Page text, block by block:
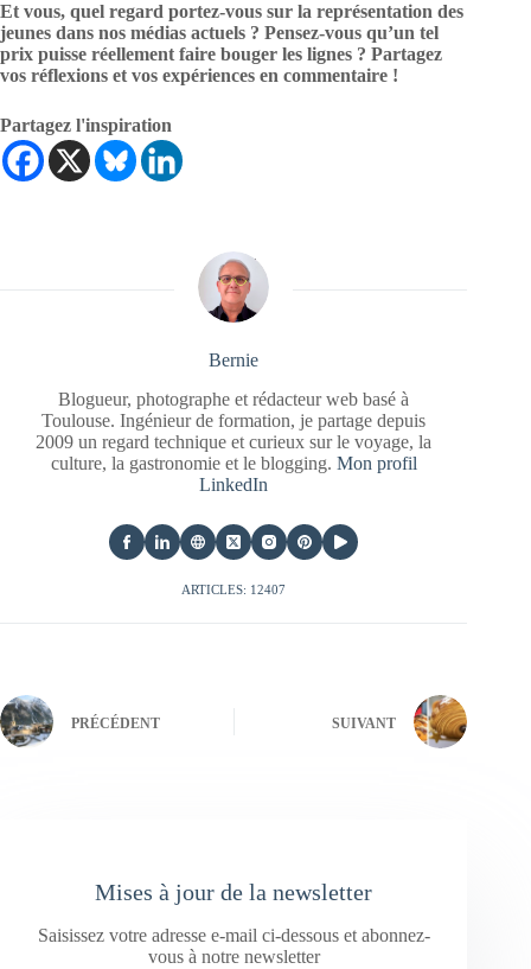
Et vous, quel regard portez-vous sur la représentation des
jeunes dans nos médias actuels ? Pensez-vous qu’un tel
prix puisse réellement faire bouger les lignes ? Partagez
vos réflexions et vos expériences en commentaire !
Partagez l'inspiration
Bernie
Blogueur, photographe et rédacteur web basé à
Toulouse. Ingénieur de formation, je partage depuis
2009 un regard technique et curieux sur le voyage, la
culture, la gastronomie et le blogging. Mon profil
LinkedIn
ARTICLES: 12407
PRÉCÉDENT SUIVANT
Mises à jour de la newsletter
Saisissez votre adresse e-mail ci-dessous et abonnez-
vous à notre newsletter